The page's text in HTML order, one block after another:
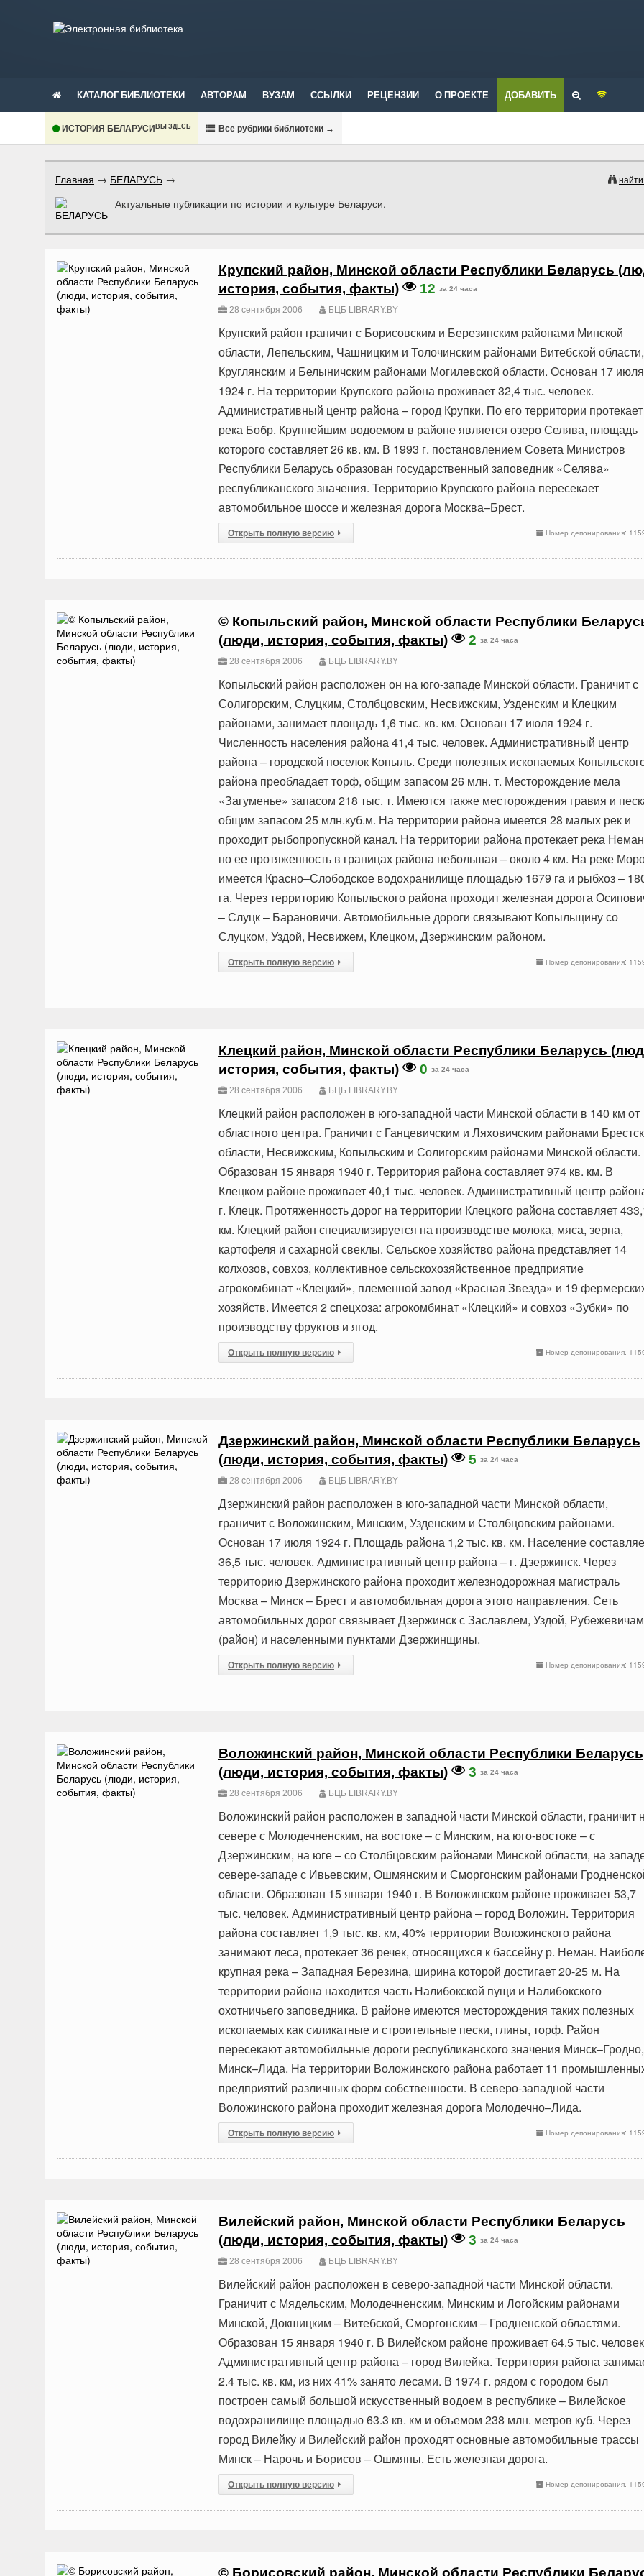
КАТАЛОГ БИБЛИОТЕКИ АВТОРАМ ВУЗАМ ССЫЛКИ РЕЦЕНЗИИ О ПРОЕКТЕ ДОБАВИТЬ
ИСТОРИЯ БЕЛАРУСИВЫ ЗДЕСЬ Все рубрики библиотеки →
Главная → БЕЛАРУСЬ →
Актуальные публикации по истории и культуре Беларуси.
Крупский район, Минской области Республики Беларусь
история, события, факты)
12 за 24 часа
28 сентября 2006 БЦБ LIBRARY.BY
Крупский район граничит с Борисовским и Березинским районами Минской
области, Лепельским, Чашницким и Толочинским районами Витебской области,
Круглянским и Белыничским районами Могилевской области. Основан 17 июля
1924 г. На территории Крупского района проживает 32,4 тыс. человек.
Административный центр района – город Крупки. По его территории протекает
река Бобр. Крупнейшим водоемом в районе является озеро Селява, площадь
которого составляет 26 кв. км. В 1993 г. постановлением Совета Министров
Республики Беларусь образован государственный заповедник «Селява»
республиканского значения. Территорию Крупского района пересекает
автомобильное шоссе и железная дорога Москва–Брест.
Номер депонирования:
Открыть полную версию
© Копыльский район, Минской области Республики
(люди, история, события, факты)
2 за 24 часа
28 сентября 2006 БЦБ LIBRARY.BY
Копыльский район расположен он на юго-западе Минской области. Граничит с
Солигорским, Слуцким, Столбцовским, Несвижским, Узденским и Клецким
районами, занимает площадь 1,6 тыс. кв. км. Основан 17 июля 1924 г.
Численность населения района 41,4 тыс. человек. Административный центр
района – городской поселок Копыль. Среди полезных ископаемых
района преобладает торф, общим запасом 26 млн. т. Месторождение мела
«Загуменье» запасом 218 тыс. т. Имеются также месторождения гравия и
общим запасом 25 млн.куб.м. На территории района имеется 28 малых рек и
проходит рыбопропускной канал. На территории района протекает река
но ее протяженность в границах района небольшая – около 4 км. На реке
имеется Красно–Слободское водохранилище площадью 1679 га и рыбхоз –
га. Через территорию Копыльского района проходит железная дорога
– Слуцк – Барановичи. Автомобильные дороги связывают Копыльщину со
Слуцком, Уздой, Несвижем, Клецком, Дзержинским районом.
Номер депонирования:
Открыть полную версию
Клецкий район, Минской области Республики Беларусь
история, события, факты)
0 за 24 часа
28 сентября 2006 БЦБ LIBRARY.BY
Клецкий район расположен в юго-западной части Минской области в 140 км от
областного центра. Граничит с Ганцевичским и Ляховичским районами
области, Несвижским, Копыльским и Солигорским районами Минской области.
Образован 15 января 1940 г. Территория района составляет 974 кв. км. В
Клецком районе проживает 40,1 тыс. человек. Административный центр
г. Клецк. Протяженность дорог на территории Клецкого района составляет
км. Клецкий район специализируется на производстве молока, мяса, зерна,
картофеля и сахарной свеклы. Сельское хозяйство района представляет 14
колхозов, совхоз, коллективное сельскохозяйственное предприятие
агрокомбинат «Клецкий», племенной завод «Красная Звезда» и 19
хозяйств. Имеется 2 спецхоза: агрокомбинат «Клецкий» и совхоз «Зубки» по
производству фруктов и ягод.
Номер депонирования:
Открыть полную версию
Дзержинский район, Минской области Республики Беларусь
(люди, история, события, факты)
5 за 24 часа
28 сентября 2006 БЦБ LIBRARY.BY
Дзержинский район расположен в юго-западной части Минской области,
граничит с Воложинским, Минским, Узденским и Столбцовским районами.
Основан 17 июля 1924 г. Площадь района 1,2 тыс. кв. км. Население
36,5 тыс. человек. Административный центр района – г. Дзержинск. Через
территорию Дзержинского района проходит железнодорожная магистраль
Москва – Минск – Брест и автомобильная дорога этого направления. Сеть
автомобильных дорог связывает Дзержинск с Заславлем, Уздой,
(район) и населенными пунктами Дзержинщины.
Номер депонирования:
Открыть полную версию
Воложинский район, Минской области Республики Беларусь
(люди, история, события, факты)
3 за 24 часа
28 сентября 2006 БЦБ LIBRARY.BY
Воложинский район расположен в западной части Минской области, граничит
севере с Молодечненским, на востоке – с Минским, на юго-востоке – с
Дзержинским, на юге – со Столбцовским районами Минской области, на
севере-западе с Ивьевским, Ошмянским и Сморгонским районами
области. Образован 15 января 1940 г. В Воложинском районе проживает 53,7
тыс. человек. Административный центр района – город Воложин. Территория
района составляет 1,9 тыс. кв. км, 40% территории Воложинского района
занимают леса, протекает 36 речек, относящихся к бассейну р. Неман.
крупная река – Западная Березина, ширина которой достигает 20-25 м. На
территории района находится часть Налибокской пущи и Налибокского
охотничьего заповедника. В районе имеются месторождения таких полезных
ископаемых как силикатные и строительные пески, глины, торф. Район
пересекают автомобильные дороги республиканского значения Минск–Гродно,
Минск–Лида. На территории Воложинского района работает 11
предприятий различных форм собственности. В северо-западной части
Воложинского района проходит железная дорога Молодечно–Лида.
Номер депонирования:
Открыть полную версию
Вилейский район, Минской области Республики Беларусь
(люди, история, события, факты)
3 за 24 часа
28 сентября 2006 БЦБ LIBRARY.BY
Вилейский район расположен в северо-западной части Минской области.
Граничит с Мядельским, Молодечненским, Минским и Логойским районами
Минской, Докшицким – Витебской, Сморгонским – Гродненской областями.
Образован 15 января 1940 г. В Вилейском районе проживает 64.5 тыс.
Административный центр района – город Вилейка. Территория района
2.4 тыс. кв. км, из них 41% занято лесами. В 1974 г. рядом с городом был
построен самый большой искусственный водоем в республике – Вилейское
водохранилище площадью 63.3 кв. км и объемом 238 млн. метров куб. Через
город Вилейку и Вилейский район проходят основные автомобильные трассы
Минск – Нарочь и Борисов – Ошмяны. Есть железная дорога.
Номер депонирования:
Открыть полную версию
© Борисовский район, Минской области Республики